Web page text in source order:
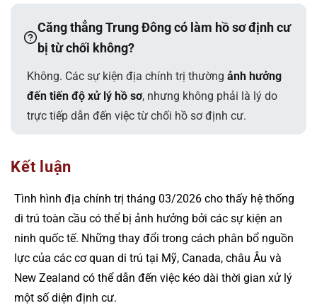
Căng thẳng Trung Đông có làm hồ sơ định cư
bị từ chối không?
Không. Các sự kiện địa chính trị thường ảnh hưởng
đến tiến độ xử lý hồ sơ, nhưng không phải là lý do
trực tiếp dẫn đến việc từ chối hồ sơ định cư.
Kết luận
Tình hình địa chính trị tháng 03/2026 cho thấy hệ thống
di trú toàn cầu có thể bị ảnh hưởng bởi các sự kiện an
ninh quốc tế. Những thay đổi trong cách phân bổ nguồn
lực của các cơ quan di trú tại Mỹ, Canada, châu Âu và
New Zealand có thể dẫn đến việc kéo dài thời gian xử lý
một số diện định cư.